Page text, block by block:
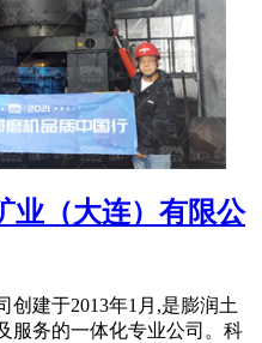
业（大连）有限公
创建于2013年1月,是膨润土
服务的一体化专业公司。科